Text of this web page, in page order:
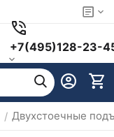
+7(495)128-23-
/ Двухстоечные